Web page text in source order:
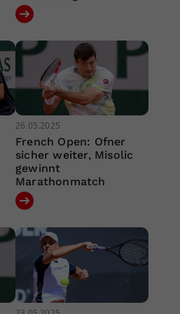
26.05.2025
French Open: Ofner
sicher weiter, Misolic
gewinnt
Marathonmatch